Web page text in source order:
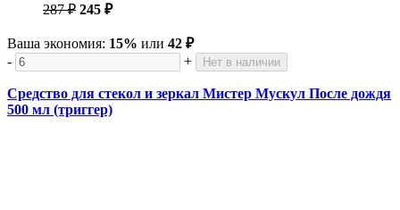
287 ₽ 245 ₽
Ваша экономия: 15% или 42 ₽
-
+ Нет в наличии
Средство для стекол и зеркал Мистер Мускул После дождя
500 мл (триггер)